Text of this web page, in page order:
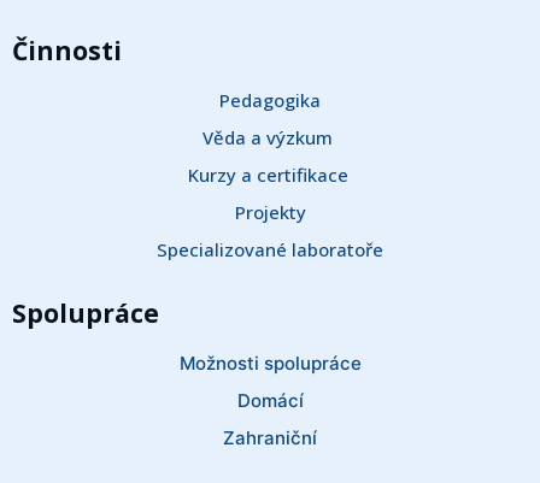
Činnosti
Pedagogika
Věda a výzkum
Kurzy a certifikace
Projekty
Specializované laboratoře
Spolupráce
Možnosti spolupráce
Domácí
Zahraniční